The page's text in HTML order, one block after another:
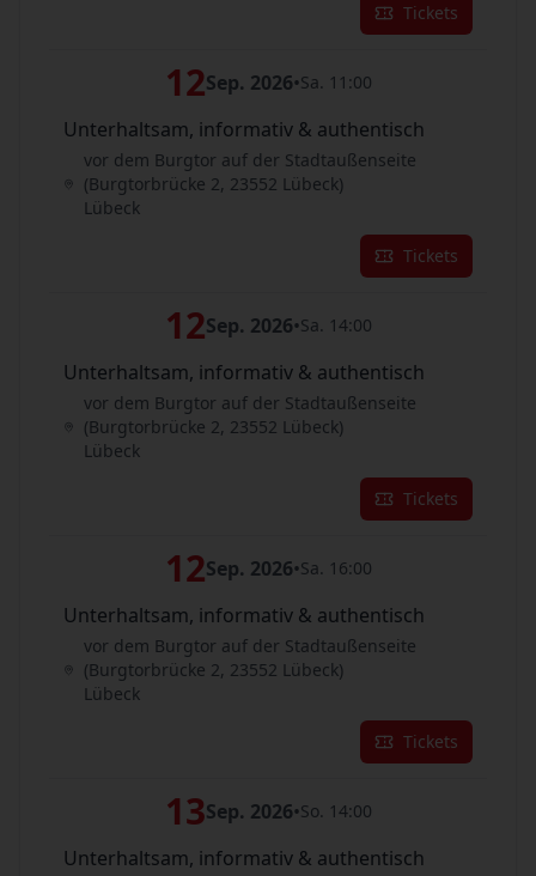
Tickets
12Sep. 2026•Sa. 11:00
Unterhaltsam, informativ & authentisch
vor dem Burgtor auf der Stadtaußenseite
(Burgtorbrücke 2, 23552 Lübeck)
Lübeck
Tickets
12Sep. 2026•Sa. 14:00
Unterhaltsam, informativ & authentisch
vor dem Burgtor auf der Stadtaußenseite
(Burgtorbrücke 2, 23552 Lübeck)
Lübeck
Tickets
12Sep. 2026•Sa. 16:00
Unterhaltsam, informativ & authentisch
vor dem Burgtor auf der Stadtaußenseite
(Burgtorbrücke 2, 23552 Lübeck)
Lübeck
Tickets
13Sep. 2026•So. 14:00
Unterhaltsam, informativ & authentisch